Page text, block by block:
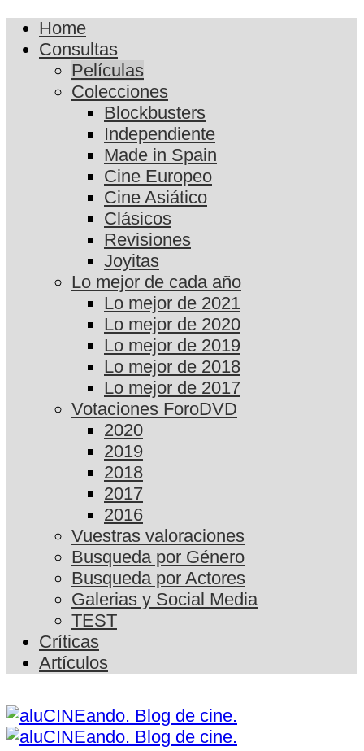
Home
Consultas
Películas
Colecciones
Blockbusters
Independiente
Made in Spain
Cine Europeo
Cine Asiático
Clásicos
Revisiones
Joyitas
Lo mejor de cada año
Lo mejor de 2021
Lo mejor de 2020
Lo mejor de 2019
Lo mejor de 2018
Lo mejor de 2017
Votaciones ForoDVD
2020
2019
2018
2017
2016
Vuestras valoraciones
Busqueda por Género
Busqueda por Actores
Galerias y Social Media
TEST
Críticas
Artículos